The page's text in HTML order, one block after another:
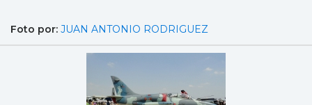
Foto por: JUAN ANTONIO RODRIGUEZ